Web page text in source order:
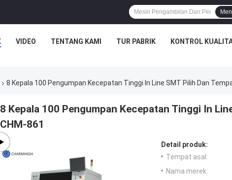
VIDEO TENTANG KAMI TUR PABRIK KONTROL
8 Kepala 100 Pengumpan Kecepatan Tinggi In Line SMT Pilih Dan
8 Kepala 100 Pengumpan Kecepatan Tinggi In
CHM-861
Detail produk:
Tempat asal:
Nama merek: